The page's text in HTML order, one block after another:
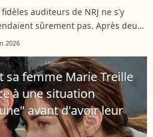
fidèles auditeurs de NRJ ne s'y
sûrement pas. Après deux
de bons et loyaux services pour
s'apprête à tirer sa révérence....
2026
sa femme Marie Treille
à une situation
avant d'avoir leur